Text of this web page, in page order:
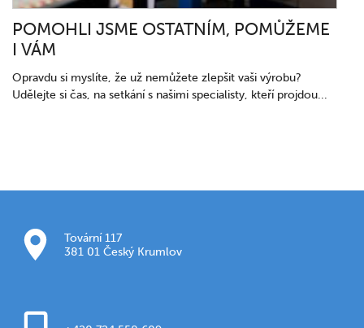
POMOHLI JSME OSTATNÍM, POMŮŽEME
I VÁM
Opravdu si myslíte, že už nemůžete zlepšit vaši výrobu?
Udělejte si čas, na setkání s našimi specialisty, kteří projdou...
Tovární 117
381 01 Český Krumlov